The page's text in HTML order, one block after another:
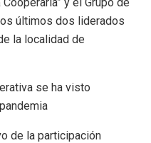
últimos dos liderados
la localidad de
se ha visto
de la participación